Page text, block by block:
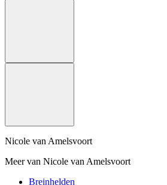
Nicole van Amelsvoort
Meer van Nicole van Amelsvoort
Breinhelden